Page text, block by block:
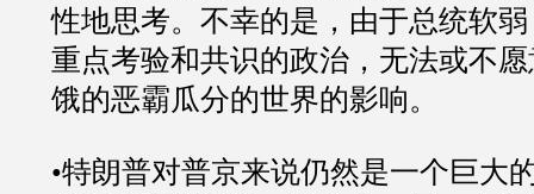
性地思考。不幸的是，由于总统软
重点考验和共识的政治，无法或不
饿的恶霸瓜分的世界的影响。
•特朗普对普京来说仍然是一个巨